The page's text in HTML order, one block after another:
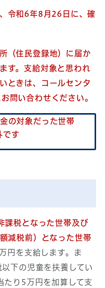
令和6年8月26日に、確
（住民登録地）に届か
す。 支給対象と思われ
ときは、コールセンタ
問い合わせください。
の対象だった世帯
です
課税となった世帯及び
減税前）となった世帯
円を支給します。ま
下の児童を扶養してい
たり5万円を加算して支